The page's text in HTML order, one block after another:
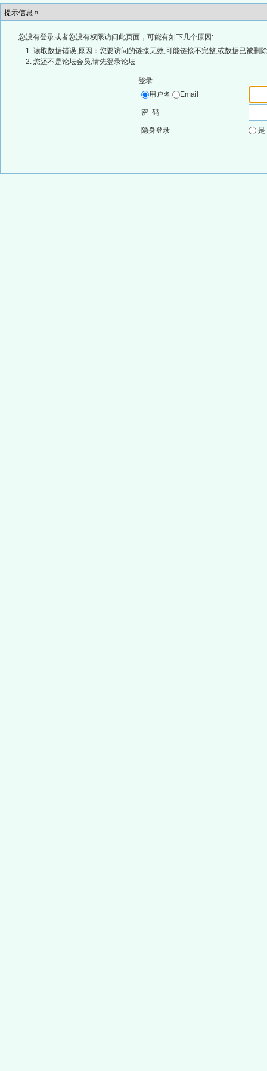
提示信息 »
您没有登录或者您没有权限访问此页面，可能有如下几个原因:
读取数据错误,原因：您要访问的链接无效,可能链接不完整,或数据已被删
您还不是论坛会员,请先登录论坛
登录
用户名
Email
密 码
隐身登录